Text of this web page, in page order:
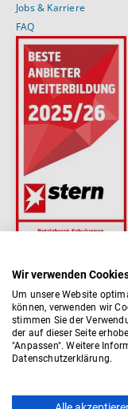
Wir verwenden
Um unsere Website
können, verwenden wir
stimmen Sie der
der auf dieser Seite
"Anpassen". Weitere
Datenschutzerklärung.
Jobs & Karriere
FAQ